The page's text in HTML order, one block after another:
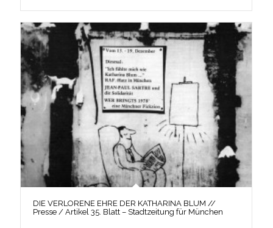
DIE VERLORENE EHRE DER KATHARINA BLUM //
Presse / Artikel 35. Blatt – Stadtzeitung für München